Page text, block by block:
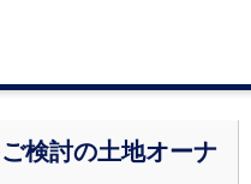
検討の土地オーナ